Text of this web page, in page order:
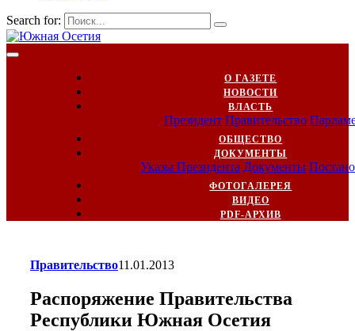
Search for:
О ГАЗЕТЕ
НОВОСТИ
ВЛАСТЬ
Президент Правительство
ОБЩЕСТВО
ДОКУМЕНТЫ
Указы Президента Документы
ФОТОГАЛЕРЕЯ
ВИДЕО
PDF-АРХИВ
Правительство11.01.2013
Распоряжение Правительства
Республики Южная Осетия